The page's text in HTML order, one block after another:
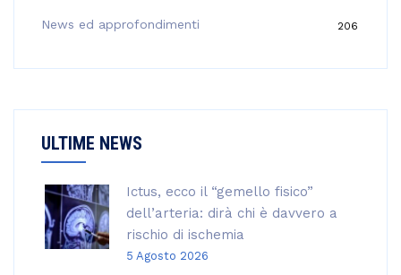
News ed approfondimenti 206
ULTIME NEWS
Ictus, ecco il “gemello fisico”
dell’arteria: dirà chi è davvero a
rischio di ischemia
5 Agosto 2026